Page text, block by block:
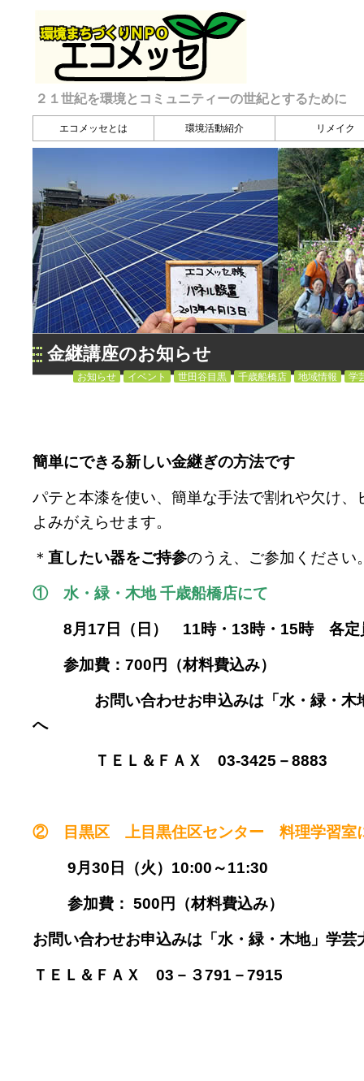
２１世紀を環境とコミュニティーの世紀とするために
エコメッセとは 環境活動紹介 リメイク
金継講座のお知らせ
お知らせ イベント 世田谷目黒 千歳船橋店 地域情報 学
簡単にできる新しい金継ぎの方法です
パテと本漆を使い、簡単な手法で割れや欠け、
よみがえらせます。
＊ 直したい器をご持参のうえ、ご参加ください
① 水・緑・木地 千歳船橋店にて
8月17日（日） 11時・13時・15時 各定
参加費：700円（材料費込み）
お問い合わせお申込みは「水・緑・木
へ
ＴＥＬ＆ＦＡＸ 03-3425－8883
② 目黒区 上目黒住区センター 料理学習
9月30日（火）10:00～11:30
参加費： 500円（材料費込み）
お問い合わせお申込みは「水・緑・木地」学芸
ＴＥＬ＆ＦＡＸ 03－３791－7915